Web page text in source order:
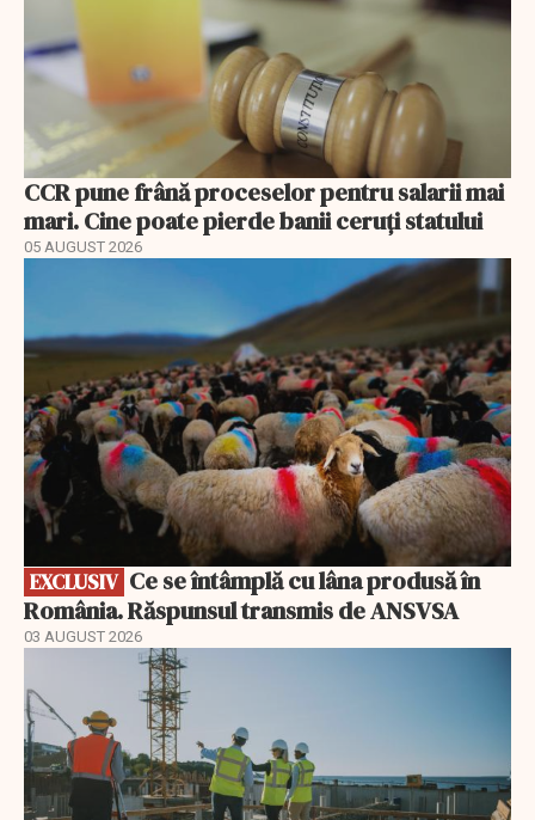
CCR pune frână proceselor pentru salarii mai
mari. Cine poate pierde banii ceruți statului
05 AUGUST 2026
EXCLUSIV
România. Răspunsul transmis de ANSVSA
03 AUGUST 2026